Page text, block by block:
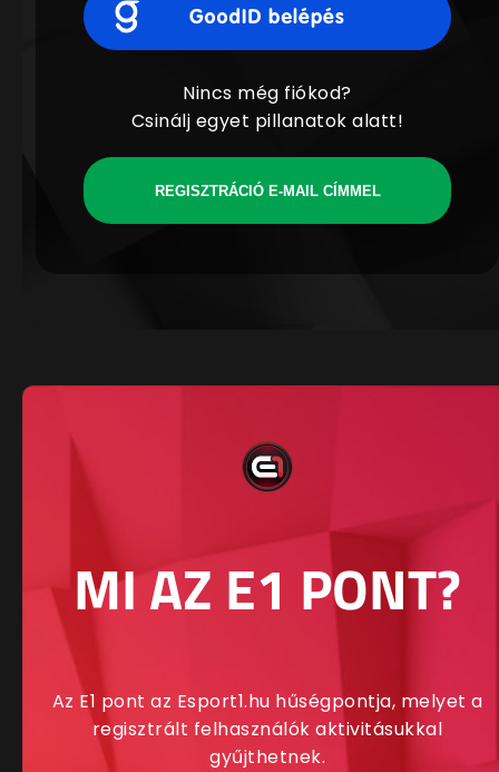
Nincs még fiókod?
Csinálj egyet pillanatok alatt!
REGISZTRÁCIÓ E-MAIL CÍMMEL
MI AZ E1 PONT?
Az E1 pont az Esport1.hu hűségpontja, melyet a
regisztrált felhasználók aktivitásukkal
gyűjthetnek.